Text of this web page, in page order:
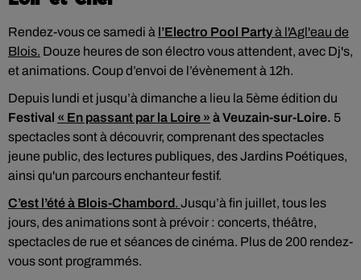
Rendez-vous ce samedi à l’Electro Pool Partyà l'Agl'eau de
Blois. Douze heures de son électro vous attendent, avec Dj's,
et animations. Coup d’envoi de l’évènement à 12h.
Depuis lundi et jusqu’à dimanche a lieu la 5ème édition du
Festival « En passant par la Loire » à Veuzain-sur-Loire. 5
spectacles sont à découvrir, comprenant des spectacles
jeune public, des lectures publiques, des Jardins Poétiques,
ainsi qu'un parcours enchanteur festif.
C’est l’été à Blois-Chambord. Jusqu’à fin juillet, tous les
jours, des animations sont à prévoir : concerts, théâtre,
spectacles de rue et séances de cinéma. Plus de 200 rendez-
vous sont programmés.